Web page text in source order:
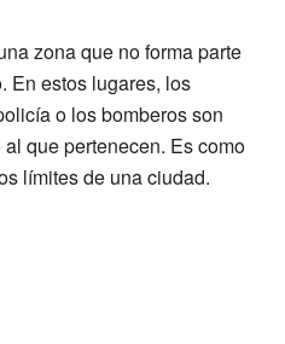
zona que no forma parte
En estos lugares, los
o los bomberos son
al que pertenecen. Es como
límites de una ciudad.